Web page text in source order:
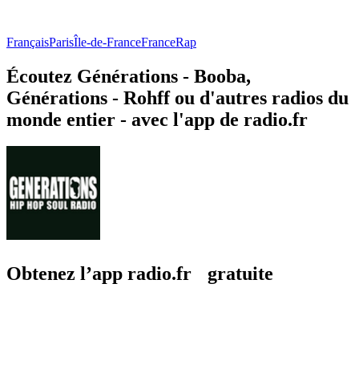
FrançaisParisÎle-de-FranceFranceRap
Écoutez Générations - Booba,
Générations - Rohff ou d'autres radios du
monde entier - avec l'app de radio.fr
Obtenez l’app radio.fr gratuite